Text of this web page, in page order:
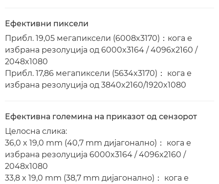
Ефективни пиксели
Прибл. 19,05 мегапиксели (6008x3170)：кога е
избрана резолуција од 6000x3164 / 4096x2160 /
2048x1080
Прибл. 17,86 мегапиксели (5634x3170)： кога е
избрана резолуција од 3840x2160/1920x1080
Ефективна големина на приказот од сензорот
Целосна слика:
36,0 x 19,0 mm (40,7 mm дијагонално)： кога е
избрана резолуција 6000x3164 / 4096x2160 /
2048x1080
33,8 x 19,0 mm (38,7 mm дијагонално)： кога е